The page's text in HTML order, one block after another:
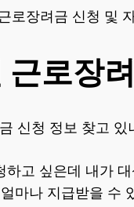
로장려금 신청 및
로장
신청 정보 찾고 있
하고 싶은데 내가
마나 지급받을 수